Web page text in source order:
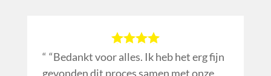
“Bedankt voor alles. Ik heb het erg fijn
gevonden dit proces samen met onze